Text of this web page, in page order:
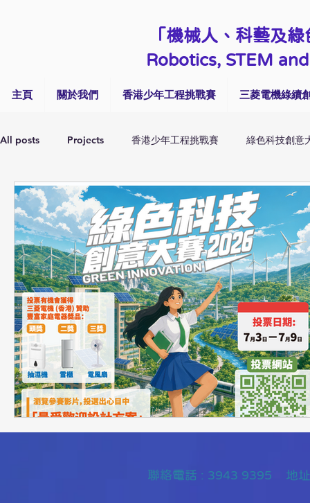
「機械人、科藝及
Robotics, STEM
主頁 關於我們 香港少年工程挑戰賽 三菱電機綠續
All posts Projects 香港少年工程挑戰賽 綠色科技創意
Talk & Seminar
聯絡電話 : 3943 9395 地址